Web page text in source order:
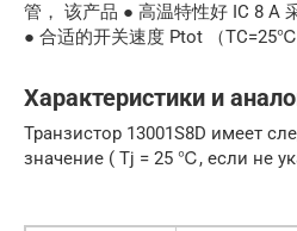
管， 该产品 ● 高温特性好 IC 8 A
● 合适的开关速度 Ptot （
Характеристики и
Транзистор 13001S8D имеет
значение ( Tj = 25 ℃, если не